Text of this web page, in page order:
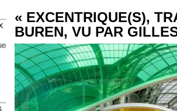
« EXCENTRIQUE(S),
BUREN, VU PAR